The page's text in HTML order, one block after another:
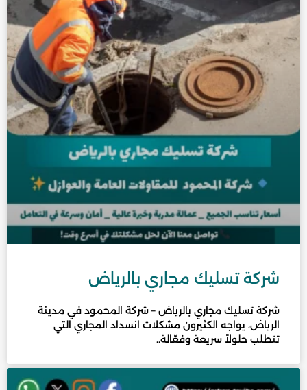
شركة تسليك مجاري بالرياض
شركة تسليك مجاري بالرياض – شركة المحمود في مدينة
الرياض، يواجه الكثيرون مشكلات انسداد المجاري التي
تتطلب حلولاً سريعة وفعّالة..